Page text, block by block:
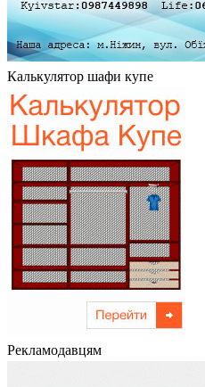
Калькулятор шафи купе
Рекламодавцям